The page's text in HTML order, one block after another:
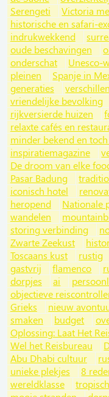
Serengeti
Victoria
historische en safari-
indrukwekkend
oude beschavingen
onderschat
Unesco-
pleinen
Spanje in
generaties
verschillen
vriendelijke bevolking
rijkversierde huizen
relaxte cafés en
minder bekend en
inspiratiemagazine
De droom van elke
Pasar Badung
iconisch hotel
heropend
Nationale
wandelen
storing verbinding
Zwarte Zeekust
Toscaans kust
rustig
gastvrij
flamenco
dorpjes
ai
objectieve
Grieks
nieuw
smaken
budget
Oplossing: Laat Het
Wel het Reisbureau
Abu Dhabi cultuur
unieke plekjes
8
wereldklasse